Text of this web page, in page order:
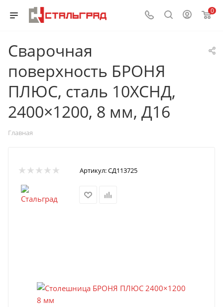
0
Сварочная
поверхность БРОНЯ
ПЛЮС, сталь 10ХСНД,
2400×1200, 8 мм, Д16
Главная
Артикул:СД113725